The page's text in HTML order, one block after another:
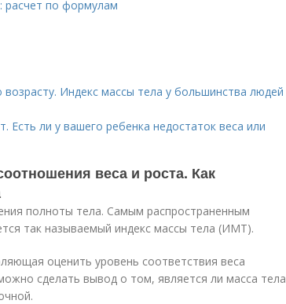
расчет по формулам
Индекс массы тела у большинства людей
Есть ли у вашего ребенка недостаток веса или
веса и роста. Как
полноты тела. Самым распространенным
так называемый индекс массы тела (ИМТ).
оценить уровень соответствия веса
сделать вывод о том, является ли масса тела